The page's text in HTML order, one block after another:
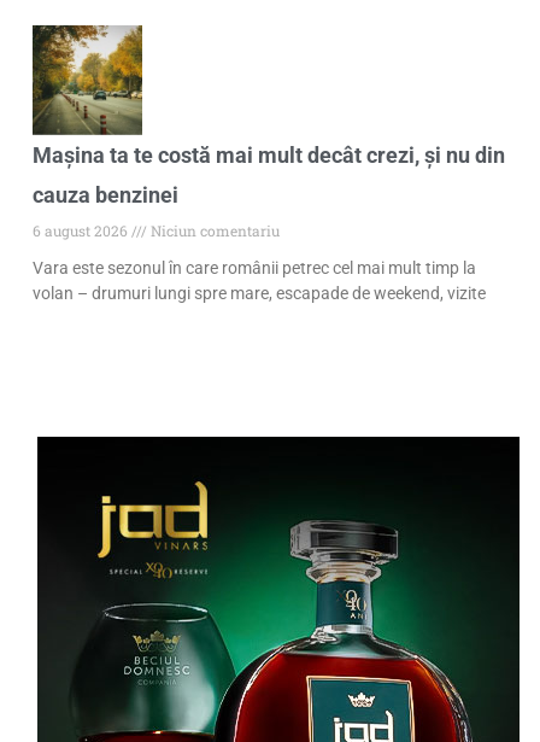
Mașina ta te costă mai mult decât crezi, și nu din
cauza benzinei
6 august 2026
Niciun comentariu
Vara este sezonul în care românii petrec cel mai mult timp la
volan – drumuri lungi spre mare, escapade de weekend, vizite